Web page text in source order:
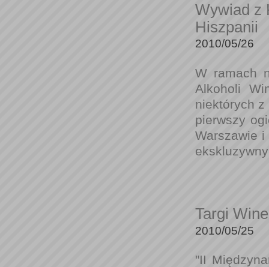
Wywiad z
Hiszpanii
2010/05/26
W ramach
Alkoholi
niektórych z
pierwszy
Warszawie i
Targi
2010/05/25
"II